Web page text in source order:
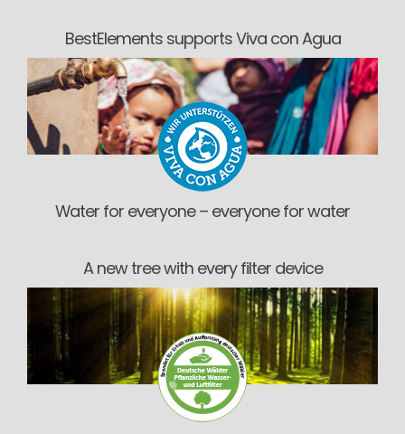
BestElements supports Viva con Agua
Water for everyone – everyone for water
A new tree with every filter device